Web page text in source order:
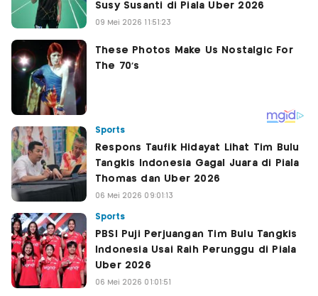
Susy Susanti di Piala Uber 2026
09 Mei 2026 11:51:23
Sports
Respons Taufik Hidayat Lihat Tim Bulu
Tangkis Indonesia Gagal Juara di Piala
Thomas dan Uber 2026
06 Mei 2026 09:01:13
Sports
PBSI Puji Perjuangan Tim Bulu Tangkis
Indonesia Usai Raih Perunggu di Piala
Uber 2026
06 Mei 2026 01:01:51